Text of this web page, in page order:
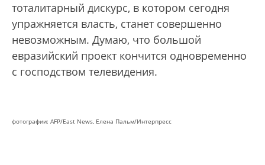
тоталитарный дискурс, в котором сегодня
упражняется власть, станет совершенно
невозможным. Думаю, что большой
евразийский проект кончится одновременно
с господством телевидения.
фотографии: AFP/East News, Елена Пальм/Интерпресс